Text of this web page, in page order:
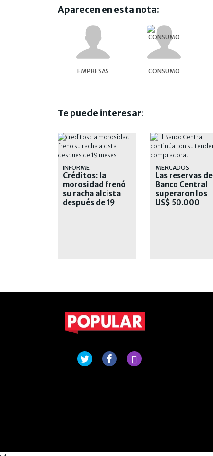
Aparecen en esta nota:
EMPRESAS CONSUMO
Te puede interesar:
INFORME
Créditos: la
morosidad frenó
su racha alcista
después de 19
MERCADOS
Las reservas del
Banco Central
superaron los
US$ 50.000